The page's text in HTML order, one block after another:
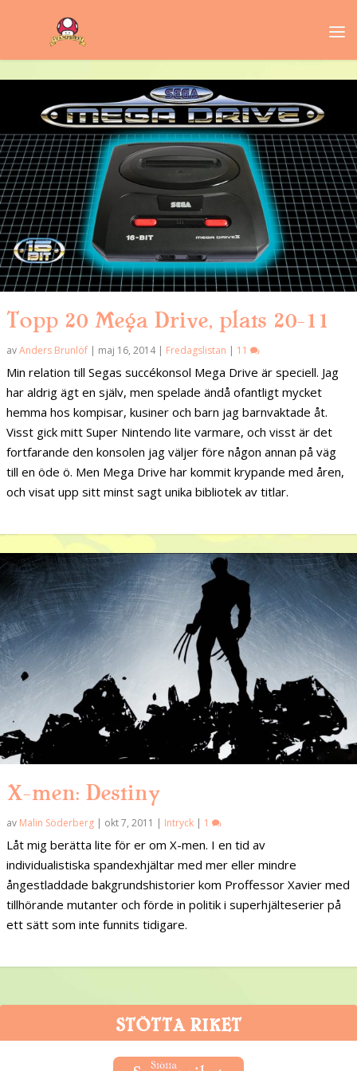
Topp 20 Mega Drive, plats 20-11
avAnders Brunlöf | maj 16, 2014| Fredagslistan | 11
Min relation till Segas succékonsol Mega Drive är speciell. Jag
har aldrig ägt en själv, men spelade ändå ofantligt mycket
hemma hos kompisar, kusiner och barn jag barnvaktade åt.
Visst gick mitt Super Nintendo lite varmare, och visst är det
fortfarande den konsolen jag väljer före någon annan på väg
till en öde ö. Men Mega Drive har kommit krypande med åren,
och visat upp sitt minst sagt unika bibliotek av titlar.
X-men: Destiny
av Malin Söderberg okt 7, 2011 Intryck 1
Låt mig berätta lite för er om X-men. I en tid av
individualistiska spandexhjältar med mer eller mindre
ångestladdade bakgrundshistorier kom Proffessor Xavier med
tillhörande mutanter och förde in politik i superhjälteserier på
ett sätt som inte funnits tidigare.
STÖTTA RIKET